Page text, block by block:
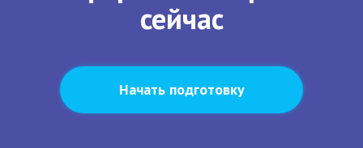
сейчас
Начать подготовку